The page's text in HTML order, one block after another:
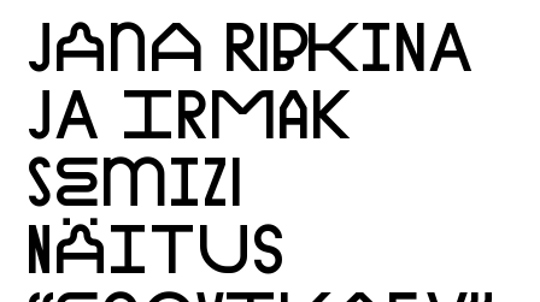
JANA RIBKINA
JA IRMAK
SEMIZI
NÄITUS